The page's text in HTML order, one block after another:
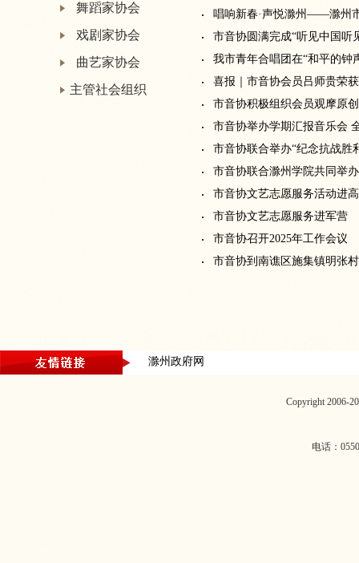
舞蹈家协会
戏剧家协会
曲艺家协会
主管社会组织
唱响新春·声悦滁州——滁州
市音协圆满完成“听见中国听
我市青年合唱团在“和平的
喜报｜市音协会员吕师贵荣
市音协积极组织会员观摩原
市音协举办学期汇报音乐会
市音协联合举办“纪念抗战胜
市音协联合滁州学院共同举
市音协文艺志愿服务活动进
市音协文艺志愿服务进军营
市音协召开2025年工作会议
市音协到南谯区施集镇明张
滁州政府网
Copyright 2006-
电话：